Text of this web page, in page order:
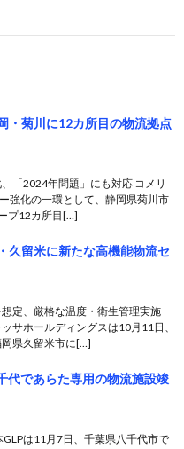
・菊川に12カ所目の物流拠点
「2024年問題」にも対応 コメリ
強化の一環として、静岡県菊川市
プ12カ所目[…]
久留米に新たな高機能物流セ
定、厳格な温度・衛生管理実施
サホールディングスは10月11日、
県久留米市に[…]
代であらた専用の物流施設竣
は11月7日、千葉県八千代市で